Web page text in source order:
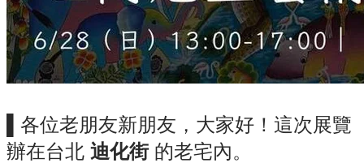
▌各位老朋友新朋友，大家好！這次展覽
辦在台北 迪化街的老宅內。